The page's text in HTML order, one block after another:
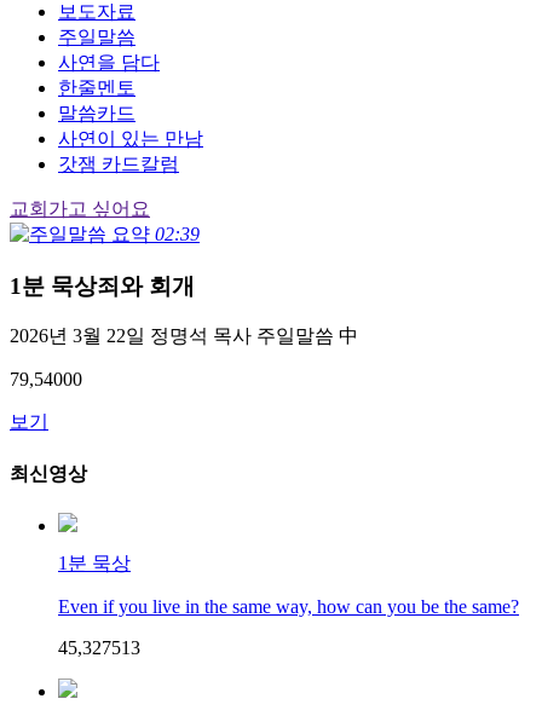
보도자료
주일말씀
사연을 담다
한줄멘토
말씀카드
사연이 있는 만남
갓잼 카드칼럼
교회가고 싶어요
02:39
1분 묵상죄와 회개
2026년 3월 22일 정명석 목사 주일말씀 中
79,54000
보기
최신영상
1분 묵상
Even if you live in the same way, how can you be the same?
45,327513